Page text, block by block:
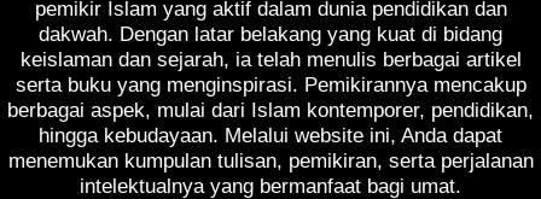
pemikir Islam yang aktif dalam dunia pendidikan dan
dakwah. Dengan latar belakang yang kuat di bidang
keislaman dan sejarah, ia telah menulis berbagai artikel
serta buku yang menginspirasi. Pemikirannya mencakup
berbagai aspek, mulai dari Islam kontemporer, pendidikan,
hingga kebudayaan. Melalui website ini, Anda dapat
menemukan kumpulan tulisan, pemikiran, serta perjalanan
intelektualnya yang bermanfaat bagi umat.